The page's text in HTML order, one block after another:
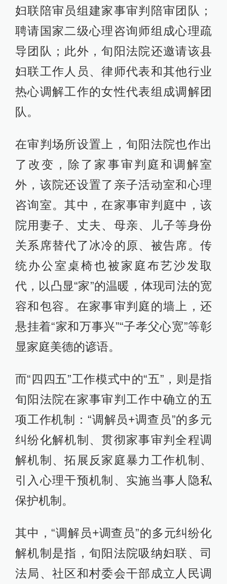
妇联陪审员组建家事审判陪审团队；
聘请国家二级心理咨询师组成心理疏
导团队；此外，旬阳法院还邀请该县
妇联工作人员、律师代表和其他行业
热心调解工作的女性代表组成调解团
队。
在审判场所设置上，旬阳法院也作出
了改变，除了家事审判庭和调解室
外，该院还设置了亲子活动室和心理
咨询室。其中，在家事审判庭中，该
院用妻子、丈夫、母亲、儿子等身份
关系席替代了冰冷的原、被告席。传
统办公室桌椅也被家庭布艺沙发取
代，以凸显“家”的温暖，体现司法的宽
容和包容。在家事审判庭的墙上，还
悬挂着“家和万事兴”“子孝父心宽”等彰
显家庭美德的谚语。
而“四四五”工作模式中的“五”，则是指
旬阳法院在家事审判工作中确立的五
项工作机制：“调解员+调查员”的多元
纠纷化解机制、贯彻家事审判全程调
解机制、拓展反家庭暴力工作机制、
引入心理干预机制、实施当事人隐私
保护机制。
其中，“调解员+调查员”的多元纠纷化
解机制是指，旬阳法院吸纳妇联、司
法局、社区和村委会干部成立人民调